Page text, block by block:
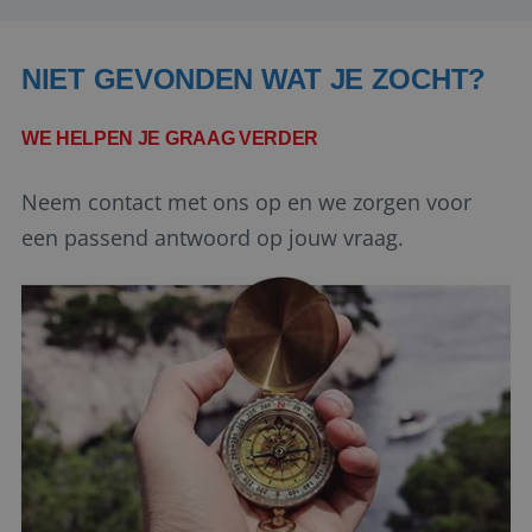
NIET GEVONDEN WAT JE ZOCHT?
WE HELPEN JE GRAAG VERDER
Neem contact met ons op en we zorgen voor
een passend antwoord op jouw vraag.
PHPSESSID
PHP.net
Sessie
Google Privacy Policy